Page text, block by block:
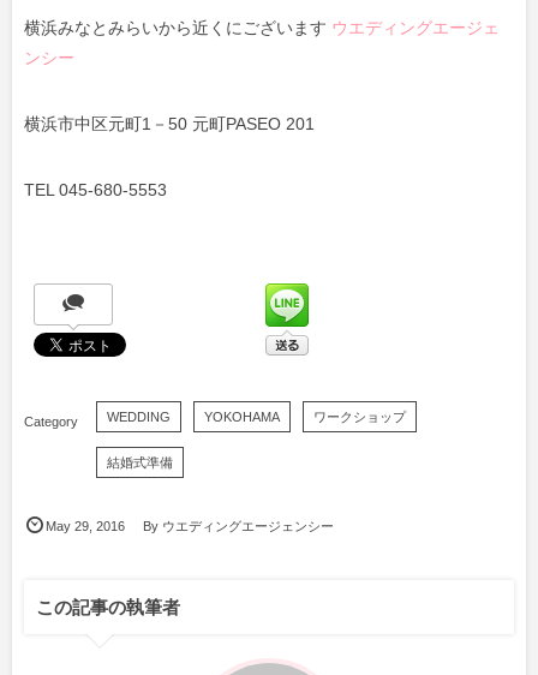
横浜みなとみらいから近くにございます ウエディングエージェ
ンシー
横浜市中区元町1－50 元町PASEO 201
TEL 045-680-5553
WEDDING YOKOHAMA ワークショップ
結婚式準備
May 29 ,2016 By ウエディングエージェンシー
この記事の執筆者